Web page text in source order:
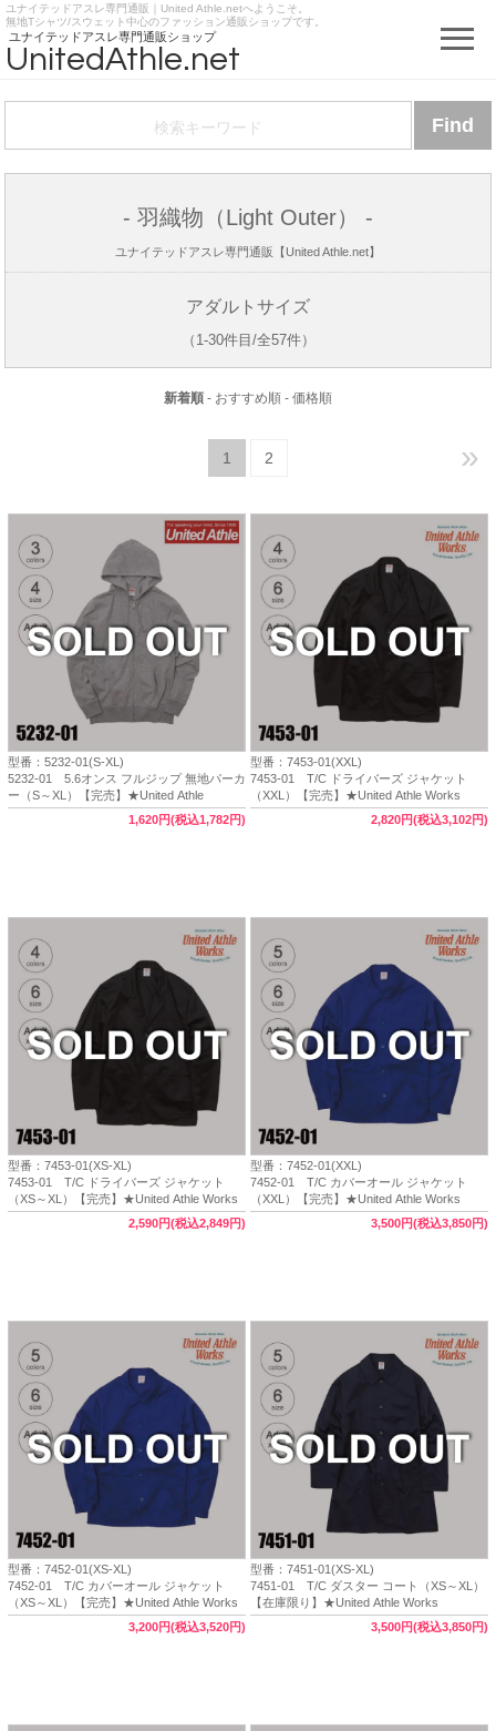
https://www.unitedathle.net
ユナイテッドアスレ専門通販｜United Athle.netへようこそ。
無地Tシャツ/スウェット中心のファッション通販ショップです。
ユナイテッドアスレ専門通販ショップ
UnitedAthle.net
- 羽織物（Light Outer） -
ユナイテッドアスレ専門通販【United Athle.net】
アダルトサイズ
（1-30件目/全57件）
新着順- おすすめ順- 価格順
1 2 »
型番：5232-01(S-XL)
5232-01 5.6オンス フルジップ 無地パーカ
ー（S～XL）【完売】★United Athle
1,620円(税込1,782円)
型番：7453-01(XXL)
7453-01 T/C ドライバーズ ジャケット
（XXL）【完売】★United Athle Works
2,820円(税込3,102円)
型番：7453-01(XS-XL)
7453-01 T/C ドライバーズ ジャケット
（XS～XL）【完売】★United Athle Works
2,590円(税込2,849円)
型番：7452-01(XXL)
7452-01 T/C カバーオール ジャケット
（XXL）【完売】★United Athle Works
3,500円(税込3,850円)
型番：7452-01(XS-XL)
7452-01 T/C カバーオール ジャケット
（XS～XL）【完売】★United Athle Works
3,200円(税込3,520円)
型番：7451-01(XS-XL)
7451-01 T/C ダスター コート（XS～XL）
【在庫限り】★United Athle Works
3,500円(税込3,850円)